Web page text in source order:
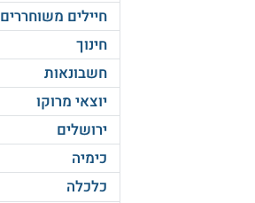
חיילים משוחררים
חינוך
חשבונאות
יוצאי מרוקו
ירושלים
כימיה
כלכלה